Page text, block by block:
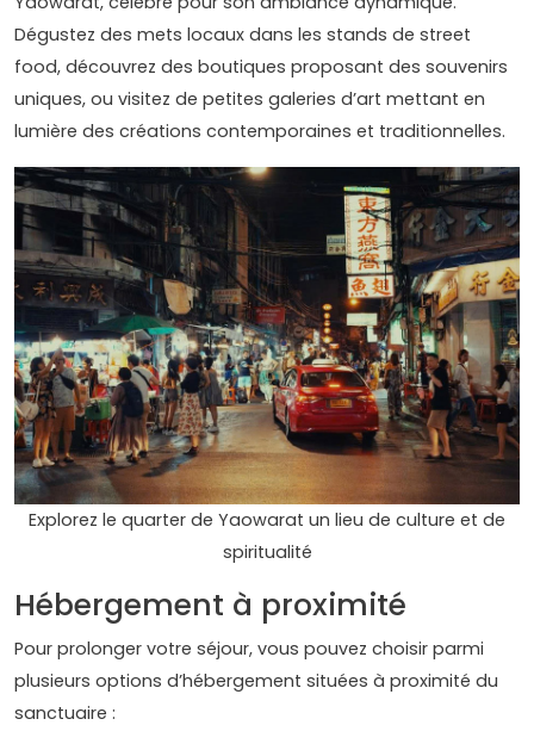
Dégustez des mets locaux dans les stands de street
food, découvrez des boutiques proposant des souvenirs
uniques, ou visitez de petites galeries d’art mettant en
lumière des créations contemporaines et traditionnelles.
Explorez le quarter de Yaowarat un lieu de culture et de
spiritualité
Hébergement à proximité
Pour prolonger votre séjour, vous pouvez choisir parmi
plusieurs options d’hébergement situées à proximité du
sanctuaire :